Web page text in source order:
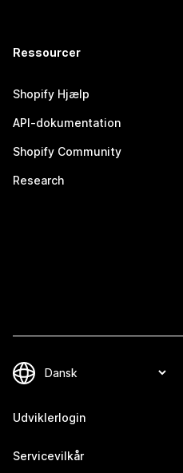
Ressourcer
Shopify Hjælp
API-dokumentation
Shopify Community
Research
Udviklerlogin
Servicevilkår